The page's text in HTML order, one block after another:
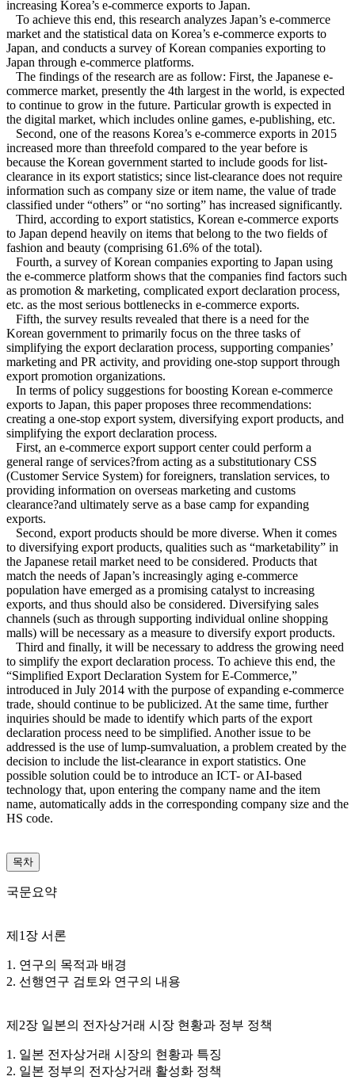
increasing Korea’s e-commerce exports to Japan.
To achieve this end, this research analyzes Japan’s e-commerce
market and the statistical data on Korea’s e-commerce exports to
Japan, and conducts a survey of Korean companies exporting to
Japan through e-commerce platforms.
The findings of the research are as follow: First, the Japanese e-
commerce market, presently the 4th largest in the world, is expected
to continue to grow in the future. Particular growth is expected in
the digital market, which includes online games, e-publishing, etc.
Second, one of the reasons Korea’s e-commerce exports in 2015
increased more than threefold compared to the year before is
because the Korean government started to include goods for list-
clearance in its export statistics; since list-clearance does not require
information such as company size or item name, the value of trade
classified under “others” or “no sorting” has increased significantly.
Third, according to export statistics, Korean e-commerce exports
to Japan depend heavily on items that belong to the two fields of
fashion and beauty (comprising 61.6% of the total).
Fourth, a survey of Korean companies exporting to Japan using
the e-commerce platform shows that the companies find factors such
as promotion & marketing, complicated export declaration process,
etc. as the most serious bottlenecks in e-commerce exports.
Fifth, the survey results revealed that there is a need for the
Korean government to primarily focus on the three tasks of
simplifying the export declaration process, supporting companies’
marketing and PR activity, and providing one-stop support through
export promotion organizations.
In terms of policy suggestions for boosting Korean e-commerce
exports to Japan, this paper proposes three recommendations:
creating a one-stop export system, diversifying export products, and
simplifying the export declaration process.
First, an e-commerce export support center could perform a
general range of services?from acting as a substitutionary CSS
(Customer Service System) for foreigners, translation services, to
providing information on overseas marketing and customs
clearance?and ultimately serve as a base camp for expanding
exports.
Second, export products should be more diverse. When it comes
to diversifying export products, qualities such as “marketability” in
the Japanese retail market need to be considered. Products that
match the needs of Japan’s increasingly aging e-commerce
population have emerged as a promising catalyst to increasing
exports, and thus should also be considered. Diversifying sales
channels (such as through supporting individual online shopping
malls) will be necessary as a measure to diversify export products.
Third and finally, it will be necessary to address the growing need
to simplify the export declaration process. To achieve this end, the
“Simplified Export Declaration System for E-Commerce,”
introduced in July 2014 with the purpose of expanding e-commerce
trade, should continue to be publicized. At the same time, further
inquiries should be made to identify which parts of the export
declaration process need to be simplified. Another issue to be
addressed is the use of lump-sumvaluation, a problem created by the
decision to include the list-clearance in export statistics. One
possible solution could be to introduce an ICT- or AI-based
technology that, upon entering the company name and the item
name, automatically adds in the corresponding company size and the
HS code.
목차
국문요약
제1장 서론
1. 연구의 목적과 배경
2. 선행연구 검토와 연구의 내용
제2장 일본의 전자상거래 시장 현황과 정부 정책
1. 일본 전자상거래 시장의 현황과 특징
2. 일본 정부의 전자상거래 활성화 정책